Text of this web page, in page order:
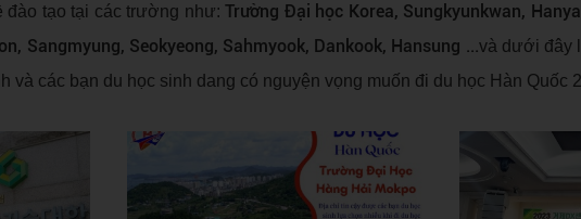
đào tạo tại các trường như:Trường Đại học Korea, Sungkyunkwan,
Sangmyung, Seokyeong, Sahmyook, Dankook, Hansung ...và dưới đây
và các bạn du học sinh dang có nguyện vọng muốn đi du học Hàn Quốc